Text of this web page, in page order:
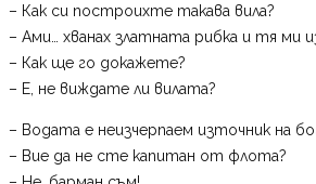
– Как си построихте такава вила?
– Ами… хванах златната рибка и тя ми
– Как ще го докажете?
– Е, не виждате ли вилата?
– Водата е неизчерпаем източник на
– Вие да не сте капитан от флота?